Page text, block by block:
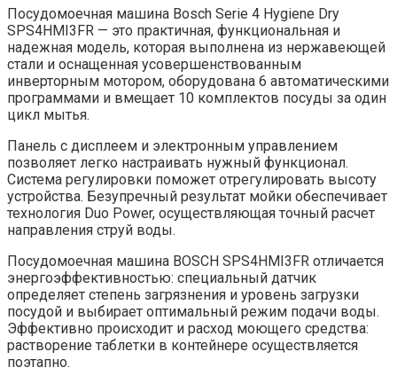
Посудомоечная машина Bosch Serie 4 Hygiene Dry
SPS4HMI3FR — это практичная, функциональная и
надежная модель, которая выполнена из нержавеющей
стали и оснащенная усовершенствованным
инверторным мотором, оборудована 6 автоматическими
программами и вмещает 10 комплектов посуды за один
цикл мытья.
Панель с дисплеем и электронным управлением
позволяет легко настраивать нужный функционал.
Система регулировки поможет отрегулировать высоту
устройства. Безупречный результат мойки обеспечивает
технология Duo Power, осуществляющая точный расчет
направления струй воды.
Посудомоечная машина BOSCH SPS4HMI3FR отличается
энергоэффективностью: специальный датчик
определяет степень загрязнения и уровень загрузки
посудой и выбирает оптимальный режим подачи воды.
Эффективно происходит и расход моющего средства:
растворение таблетки в контейнере осуществляется
поэтапно.